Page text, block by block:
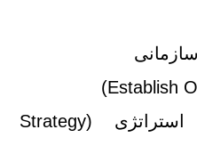
Establish
۳- تعیین و تدوین استراتژی (Strategy